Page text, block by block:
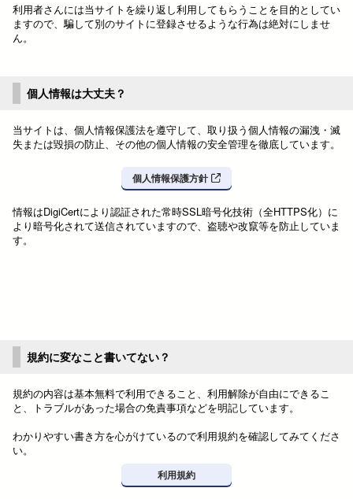
利用者さんには当サイトを繰り返し利用してもらうことを目的としてい
ますので、騙して別のサイトに登録させるような行為は絶対にしませ
ん。
個人情報は大丈夫？
当サイトは、個人情報保護法を遵守して、取り扱う個人情報の漏洩・滅
失または毀損の防止、その他の個人情報の安全管理を徹底しています。
個人情報保護方針
情報はDigiCertにより認証された常時SSL暗号化技術（全HTTPS化）に
より暗号化されて送信されていますので、盗聴や改竄等を防止していま
す。
規約に変なこと書いてない？
規約の内容は基本無料で利用できること、利用解除が自由にできるこ
と、トラブルがあった場合の免責事項などを明記しています。
わかりやすい書き方を心がけているので利用規約を確認してみてくださ
い。
利用規約